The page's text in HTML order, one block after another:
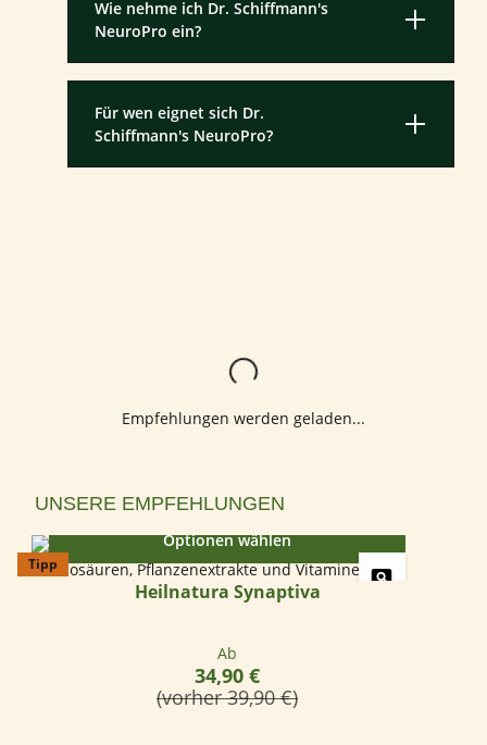
Wie nehme ich Dr. Schiffmann's
NeuroPro ein?
Für wen eignet sich Dr.
Schiffmann's NeuroPro?
Lädt...
Empfehlungen werden geladen...
Produktgalerie überspringen
UNSERE EMPFEHLUNGEN
Tipp
Optionen wählen
Heilnatura Synaptiva
Regulärer Preis:
Ab
34,90 €
(vorher 39,90 €)